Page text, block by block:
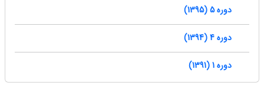
دوره 5 (1395)
دوره 4 (1394)
دوره 1 (1391)